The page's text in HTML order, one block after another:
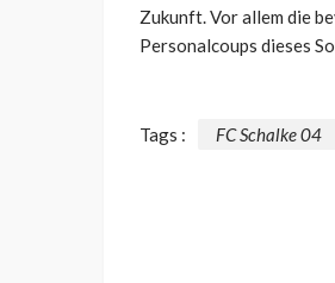
Zukunft. Vor allem die
Personalcoups dieses
Tags : FC Schalke 04